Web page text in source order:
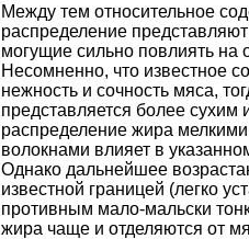
Между тем относительное
распределение
могущие сильно повлиять на
Несомненно, что известное
нежность и сочность мяса,
представляется более
распределение жира
волокнами влияет в
Однако дальнейшее
известной границей (легко
противным мало-мальски
жира чаще и отделяются от